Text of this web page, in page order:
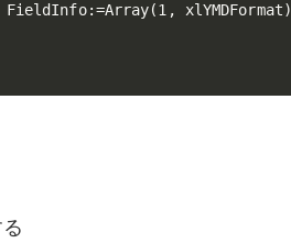
xlYMDFormat)